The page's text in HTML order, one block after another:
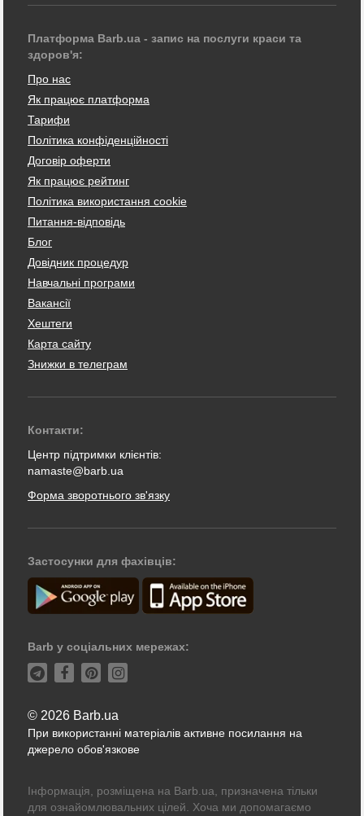
Платформа Barb.ua - запис на послуги краси та
здоров'я:
Про нас
Як працює платформа
Тарифи
Політика конфіденційності
Договір оферти
Як працює рейтинг
Політика використання cookie
Питання-відповідь
Блог
Довідник процедур
Навчальні програми
Вакансії
Хештеги
Карта сайту
Знижки в телеграм
Контакти:
Центр підтримки клієнтів:
namaste@barb.ua
Форма зворотнього зв'язку
Застосунки для фахівців:
Barb у соціальних мережах:
© 2026 Barb.ua
При використанні матеріалів активне посилання на
джерело обов'язкове
Інформація, розміщена на Barb.ua, призначена тільки
для ознайомлювальних цілей. Хоча ми допомагаємо